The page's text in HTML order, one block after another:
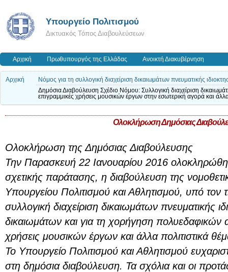
Υπουργείο Πολιτισμού
Δικτυακός Τόπος Διαβουλεύσεων
Αρχική Πρωθυπουργός της Ελλάδας Ανοικτή Διακυβέρνηση
Αρχική
Νόμος για τη συλλογική διαχείριση δικαιωμάτων πνευματικής
Δημόσια Διαβούλευση Σχέδιο Νόμου: Συλλογική διαχείριση
επιγραμμικές χρήσεις μουσικών έργων στην εσωτερική αγορά και
Ολοκλήρωση Δημόσιας
Ολοκλήρωση της Δημόσιας Διαβούλευσης
Την Παρασκευή 22 Ιανουαρίου 2016
σχετικής παράτασης, η διαβούλευση της
Υπουργείου Πολιτισμού και Αθλητισμού, υπό τον
συλλογική διαχείριση δικαιωμάτων πνευματικής
δικαιωμάτων και για τη χορήγηση πολυεδαφικών
χρήσεις μουσικών έργων και άλλα πολιτιστικά
Το Υπουργείο Πολιτισμού και Αθλητισμού
στη δημόσια διαβούλευση. Τα σχόλια και οι